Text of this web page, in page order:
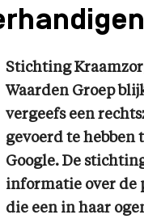
Stichting
Waarden Groep
vergeefs een
gevoerd te hebben
Google. De
informatie over de
die een in haar